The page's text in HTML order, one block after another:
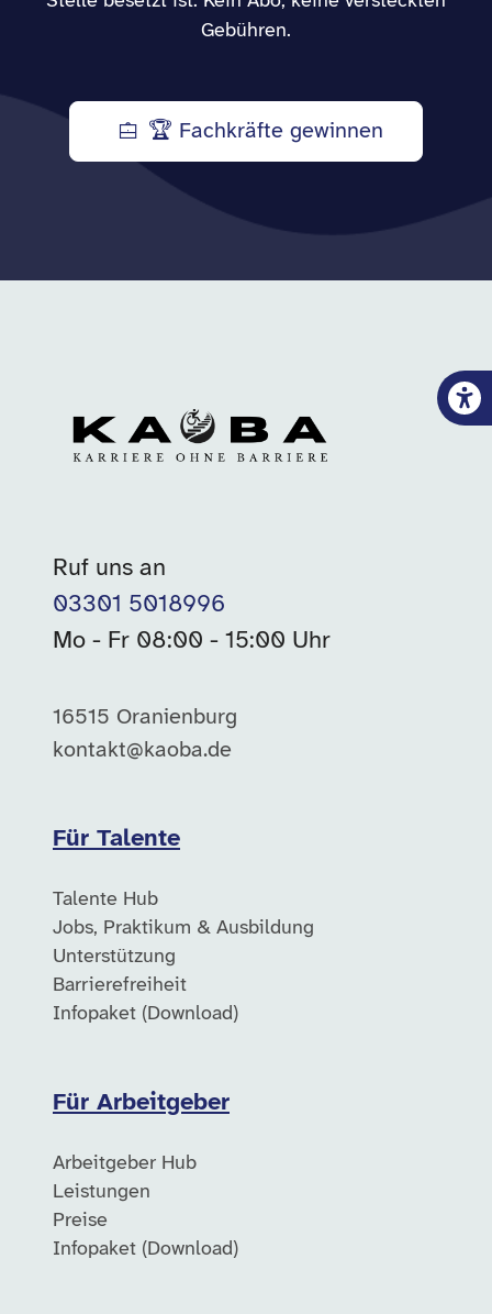
Gebühren.
🏆 Fachkräfte gewinnen
Ruf uns an
03301 5018996
Mo - Fr 08:00 - 15:00 Uhr
16515 Oranienburg
kontakt@kaoba.de
Für Talente
Talente Hub
Jobs, Praktikum & Ausbildung
Unterstützung
Barrierefreiheit
Infopaket (Download)
Für Arbeitgeber
Arbeitgeber Hub
Leistungen
Preise
Infopaket (Download)